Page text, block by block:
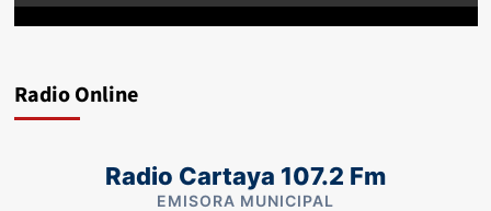
Radio Online
Radio Cartaya 107.2 Fm
EMISORA MUNICIPAL